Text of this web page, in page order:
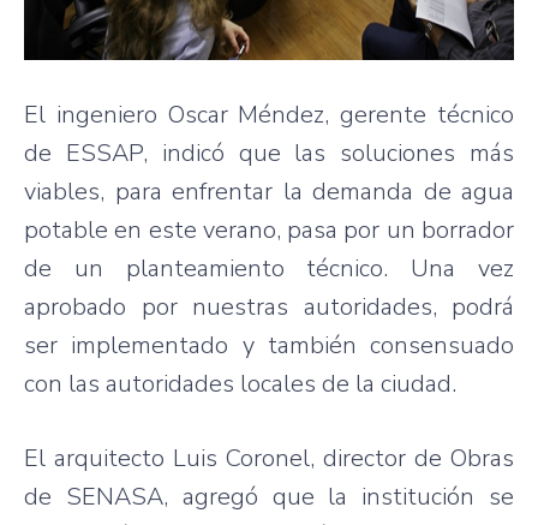
El ingeniero Oscar Méndez, gerente técnico
de ESSAP, indicó que las soluciones más
viables, para enfrentar la demanda de agua
potable en este verano, pasa por un borrador
de un planteamiento técnico. Una vez
aprobado por nuestras autoridades, podrá
ser implementado y también consensuado
con las autoridades locales de la ciudad.
El arquitecto Luis Coronel, director de Obras
de SENASA, agregó que la institución se